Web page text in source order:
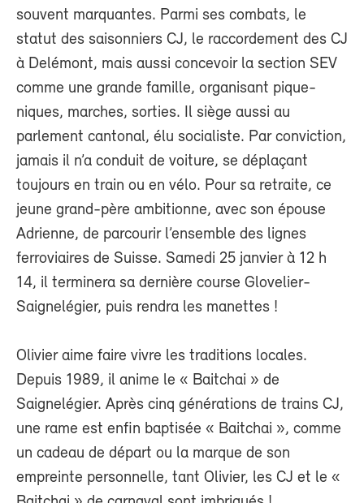
souvent marquantes. Parmi ses combats, le
statut des saisonniers CJ, le raccordement des CJ
à Delémont, mais aussi concevoir la section SEV
comme une grande famille, organisant pique-
niques, marches, sorties. Il siège aussi au
parlement cantonal, élu socialiste. Par conviction,
jamais il n’a conduit de voiture, se déplaçant
toujours en train ou en vélo. Pour sa retraite, ce
jeune grand-père ambitionne, avec son épouse
Adrienne, de parcourir l’ensemble des lignes
ferroviaires de Suisse. Samedi 25 janvier à 12 h
14, il terminera sa dernière course Glovelier-
Saignelégier, puis rendra les manettes !
Olivier aime faire vivre les traditions locales.
Depuis 1989, il anime le « Baitchai » de
Saignelégier. Après cinq générations de trains CJ,
une rame est enfin baptisée « Baitchai », comme
un cadeau de départ ou la marque de son
empreinte personnelle, tant Olivier, les CJ et le «